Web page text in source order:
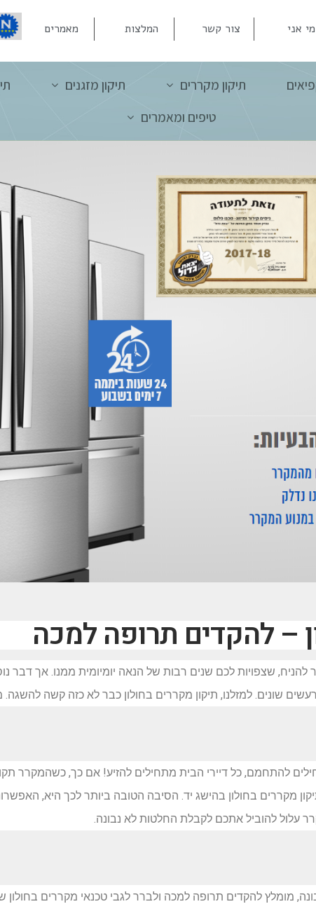
מי אני צור קשר המלצות מאמרים
תיקון מקררים תיקון מזגנים
טיפים ומאמרים
– להקדים תרופה למכה
שצפויות לכם שנים רבות של הנאה יומיומית ממנו. אך דבר
שונים. למזלנו, תיקון מקררים בחולון כבר לא כזה קשה להשגה.
להתחמם, כל דיירי הבית מתחילים להזיע! אם כך, כשהמקרר
מקררים בחולון בהישג יד. הסיבה הטובה ביותר לכך היא,
עלול להוביל אתכם לקבלת החלטות לא נבונה.
מומלץ להקדים תרופה למכה ולברר לגבי טכנאי מקררים בחולון